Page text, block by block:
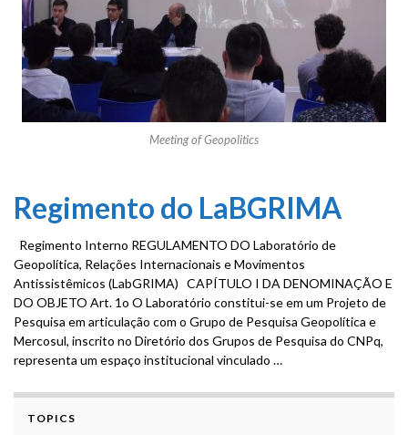
Meeting of Geopolitics
Regimento do LaBGRIMA
Regimento Interno REGULAMENTO DO Laboratório de
Geopolítica, Relações Internacionais e Movimentos
Antissistêmicos (LabGRIMA) CAPÍTULO I DA DENOMINAÇÃO E
DO OBJETO Art. 1o O Laboratório constitui-se em um Projeto de
Pesquisa em articulação com o Grupo de Pesquisa Geopolítica e
Mercosul, inscrito no Diretório dos Grupos de Pesquisa do CNPq,
representa um espaço institucional vinculado …
TOPICS